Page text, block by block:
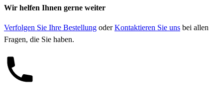
Wir helfen Ihnen gerne weiter
Verfolgen Sie Ihre Bestellung oderKontaktieren Sie uns bei allen
Fragen, die Sie haben.